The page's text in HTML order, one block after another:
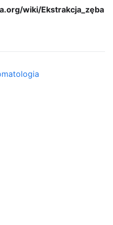
wiki/Ekstrakcja_zęba